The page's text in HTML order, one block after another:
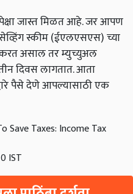
जास्त मिळत आहे. जर आपण
स्कीम (ईएलएसएस) च्या
असाल तर म्युच्युअल
तीन दिवस लागतात. आता
पैसे देणे आपल्यासाठी एक
पाठिंबा दर्शवा